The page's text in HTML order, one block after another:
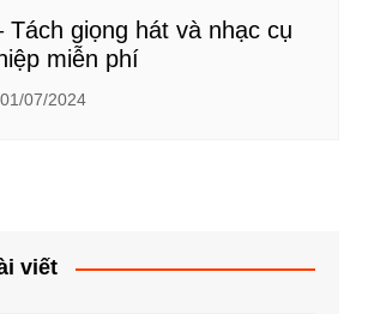
Tách giọng hát và nhạc cụ
miễn phí
01/07/2024
viết